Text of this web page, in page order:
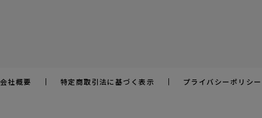
会社概要 特定商取引法に基づく表示 プライバシーポリシー